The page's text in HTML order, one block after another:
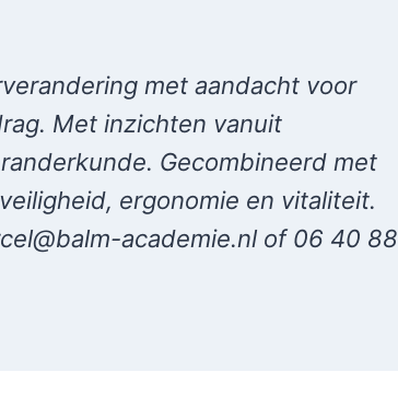
met aandacht voor
Met inzichten vanuit
Gecombineerd met
ergonomie en vitaliteit.
academie.nl of 06 40 88